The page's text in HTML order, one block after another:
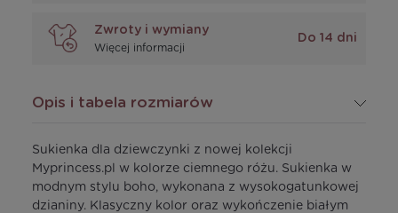
Zwroty i wymiany
Więcej informacji
Do 14 dni
Opis i tabela rozmiarów
Sukienka dla dziewczynki z nowej kolekcji
Myprincess.pl w kolorze ciemnego różu. Sukienka w
modnym stylu boho, wykonana z wysokogatunkowej
dzianiny. Klasyczny kolor oraz wykończenie białym